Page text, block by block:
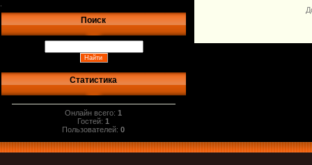
Поиск
Статистика
Онлайн всего:1
Гостей:1
Пользователей:0